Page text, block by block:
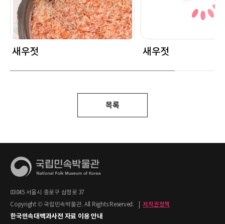
새우젓 새우젓
목록
03045 서울시 종로구 삼청로 37
Copyright © 국립민속박물관. All Rights Reserved.
저작권정책
한국민속대백과사전 자료 이용 안내